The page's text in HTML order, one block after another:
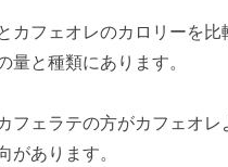
カフェオレのカロリーを
量と種類にあります。
フェラテの方がカフェオ
があります。